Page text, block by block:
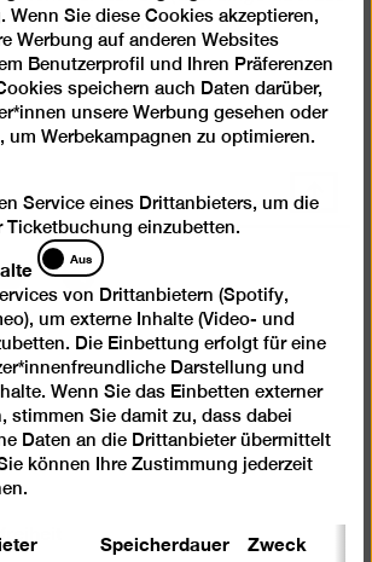
beschränkt.
Nach
oben
Spotify
Wenn Sie diese Cookies akzeptieren,
Werbung auf anderen Websites
Benutzerprofil und Ihren Präferenzen
speichern auch Daten darüber,
unsere Werbung gesehen oder
um Werbekampagnen zu optimieren.
Service eines Drittanbieters, um die
Ticketbuchung einzubetten.
Eingebettete
Inhalte
Aus
von Drittanbietern (Spotify,
um externe Inhalte (Video- und
Die Einbettung erfolgt für eine
Darstellung und
Wenn Sie das Einbetten externer
stimmen Sie damit zu, dass dabei
Daten an die Drittanbieter übermittelt
können Ihre Zustimmung jederzeit
Speicherdauer Zweck